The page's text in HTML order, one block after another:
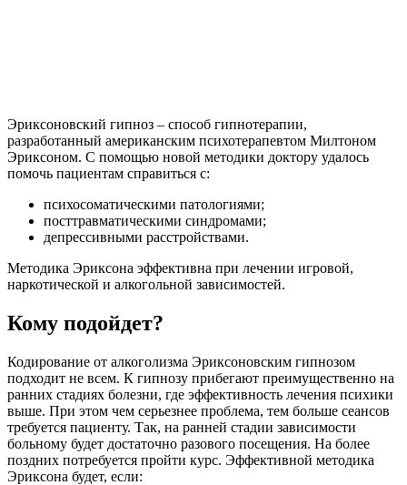
Эриксоновский гипноз – способ гипнотерапии,
разработанный американским психотерапевтом Милтоном
Эриксоном. С помощью новой методики доктору удалось
помочь пациентам справиться с:
психосоматическими патологиями;
посттравматическими синдромами;
депрессивными расстройствами.
Методика Эриксона эффективна при лечении игровой,
наркотической и алкогольной зависимостей.
Кому подойдет?
Кодирование от алкоголизма Эриксоновским гипнозом
подходит не всем. К гипнозу прибегают преимущественно на
ранних стадиях болезни, где эффективность лечения психики
выше. При этом чем серьезнее проблема, тем больше сеансов
требуется пациенту. Так, на ранней стадии зависимости
больному будет достаточно разового посещения. На более
поздних потребуется пройти курс. Эффективной методика
Эриксона будет, если: